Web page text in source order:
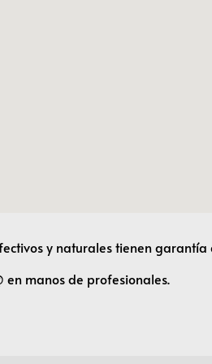
y naturales tienen garantía
en manos de profesionales.